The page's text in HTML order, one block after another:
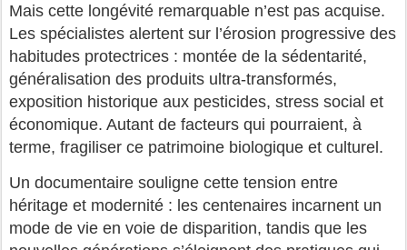
Mais cette longévité remarquable n’est pas acquise.
Les spécialistes alertent sur l’érosion progressive des
habitudes protectrices : montée de la sédentarité,
généralisation des produits ultra-transformés,
exposition historique aux pesticides, stress social et
économique. Autant de facteurs qui pourraient, à
terme, fragiliser ce patrimoine biologique et culturel.
Un documentaire souligne cette tension entre
héritage et modernité : les centenaires incarnent un
mode de vie en voie de disparition, tandis que les